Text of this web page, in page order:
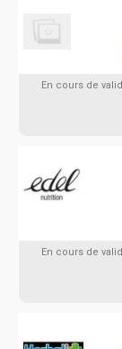
En cours de
En cours de